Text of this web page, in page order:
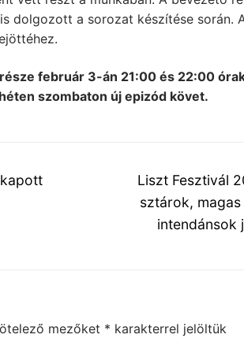
dolgozott a sorozat készítése során.
február 3-án 21:00 és 22:00
szombaton új epizód követ.
Next
post:
Liszt Fesztivál
sztárok,
intendánsok
mezőket * karakterrel jelöltük